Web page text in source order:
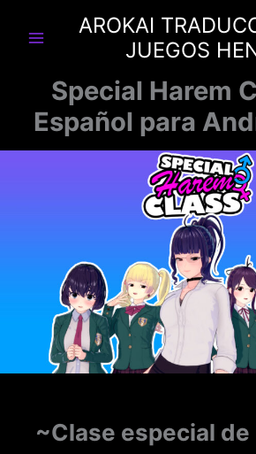
AROKAI
JUEGOS
Special Harem
Español para
~Clase especial de